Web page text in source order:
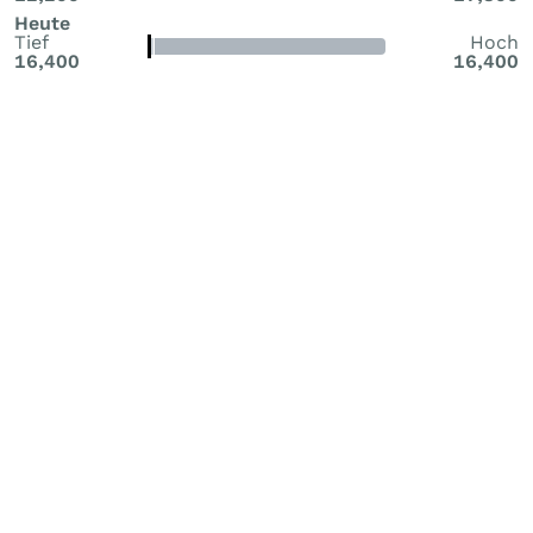
Heute
Tief
16,400
Hoch
16,400